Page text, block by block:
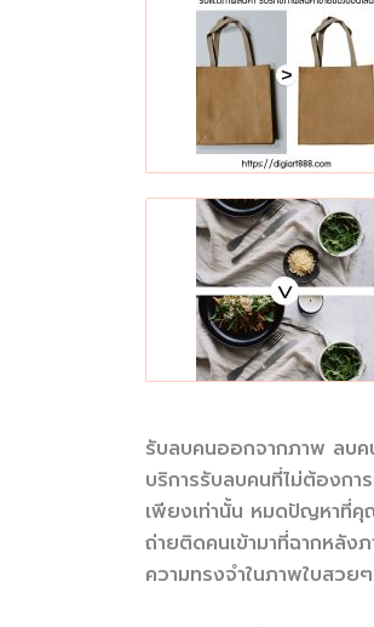
รับลบคนออกจากภาพ ลบ
บริการรับลบคนที่ไม่ต้องก
เพียงเท่านั้น หมดปัญหาที่คุ
ถ่ายติดคนเข้ามาที่ฉากหลัง
ความทรงจำในภาพใบสว